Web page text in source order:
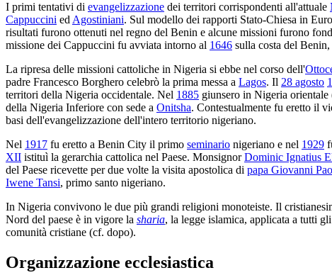
I primi tentativi di evangelizzazione dei territori corrispondenti all'attuale
Cappuccini ed Agostiniani. Sul modello dei rapporti Stato-Chiesa in
risultati furono ottenuti nel regno del Benin e alcune missioni furono
missione dei Cappuccini fu avviata intorno al 1646 sulla costa del
La ripresa delle missioni cattoliche in Nigeria si ebbe nel corso dell'
padre Francesco Borghero celebrò la prima messa a Lagos. Il 28 agosto
territori della Nigeria occidentale. Nel 1885 giunsero in Nigeria orientale
della Nigeria Inferiore con sede a Onitsha. Contestualmente fu eretto il
basi dell'evangelizzazione dell'intero territorio nigeriano.
Nel 1917 fu eretto a Benin City il primo seminario nigeriano e nel 1929
XII istituì la gerarchia cattolica nel Paese. MonsignorDominic Ignatius
del Paese ricevette per due volte la visita apostolica di papa Giovanni
Iwene Tansi, primo santo nigeriano.
In Nigeria convivono le due più grandi religioni monoteiste. Il
Nord del paese è in vigore la sharia, la legge islamica, applicata a tutti
comunità cristiane (cf. dopo).
Organizzazione ecclesiastica